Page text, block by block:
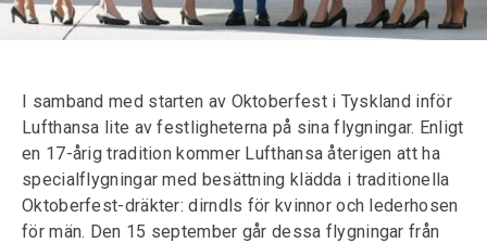
I samband med starten av Oktoberfest i Tyskland inför
Lufthansa lite av festligheterna på sina flygningar. Enligt
en 17-årig tradition kommer Lufthansa återigen att ha
specialflygningar med besättning klädda i traditionella
Oktoberfest-dräkter: dirndls för kvinnor och lederhosen
för män. Den 15 september går dessa flygningar från